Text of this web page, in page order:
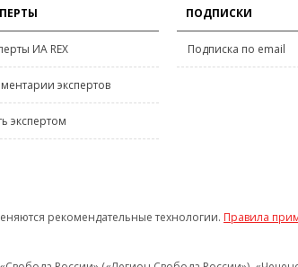
ИА REX
экспертов
экспертом
ПОДПИСКИ
Подписка по email
рекомендательные технологии. Правила